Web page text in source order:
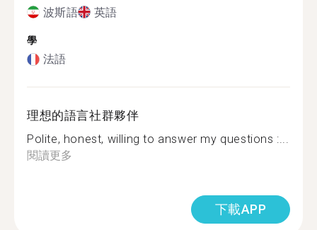
波斯語 英語
學
法語
理想的語言社群夥伴
Polite, honest, willing to answer my questions :...
閱讀更多
下載APP